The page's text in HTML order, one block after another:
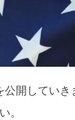
スまとめ
開してい
。